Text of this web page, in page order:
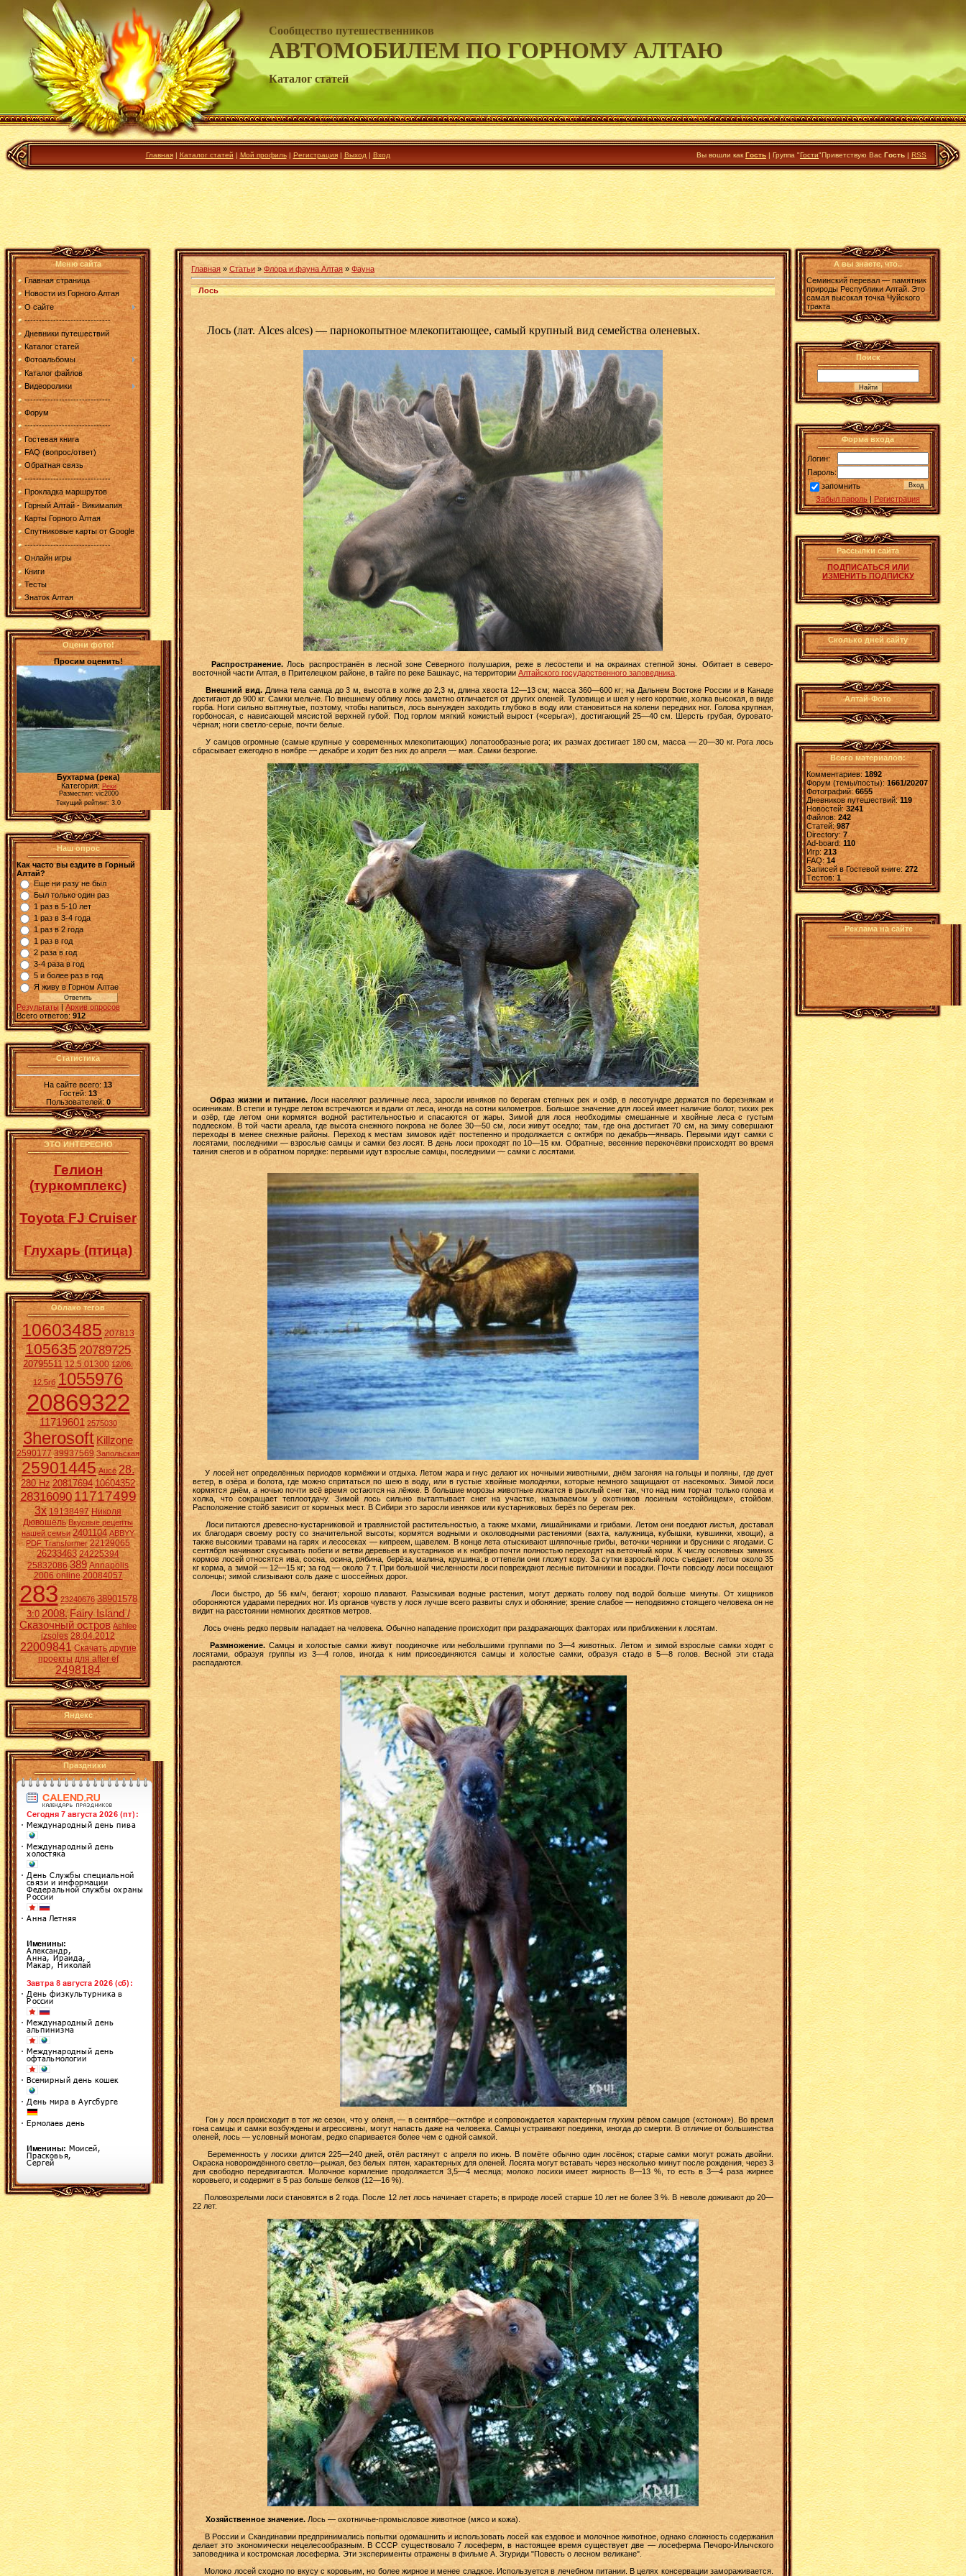
Сообщество путешественников
АВТОМОБИЛЕМ ПО ГОРНОМУ АЛТАЮ
Каталог статей
Главная| Каталог статей | Мой профиль| Регистрация| Выход | Вход Вы вошли как Гость | Группа "Гости"Приветствую Вас Гость | RSS
Меню сайта
Главная страница
Новости из Горного Алтая
О сайте
------------------------------
Дневники путешествий
Каталог статей
Фотоальбомы
Каталог файлов
Видеоролики
------------------------------
Форум
------------------------------
Гостевая книга
FAQ (вопрос/ответ)
Обратная связь
------------------------------
Прокладка маршрутов
Горный Алтай - Викимапия
Карты Горного Алтая
Спутниковые карты от Google
------------------------------
Онлайн игры
Книги
Тесты
Знаток Алтая
Оцени фото!
Просим оценить!
Бухтарма (река)
Категория: Реки
Разместил: vic2000
Текущий рейтинг: 3.0
Наш опрос
Как часто вы ездите в Горный
Алтай?
Еще ни разу не был
Был только один раз
1 раз в 5-10 лет
1 раз в 3-4 года
1 раз в 2 года
1 раз в год
2 раза в год
3-4 раза в год
5 и более раз в год
Я живу в Горном Алтае
Результаты |Архив опросов
Всего ответов: 912
Статистика
На сайте всего:13
Гостей: 13
Пользователей: 0
ЭТО ИНТЕРЕСНО
Гелион
(туркомплекс)
Toyota FJ Cruiser
Глухарь (птица)
Облако тегов
10603485 207813
10563520789725
20795511 12.5.01300 12/06.
12.5гб 1055976
20869322
11719601 2575030
3herosoft Killzone
2590177 39937569 Запольская
25901445 Aucē 28.
280 Hz 20817694 10604352
2831609011717499
3x 19138497 Николя
Дювошель Вкусные рецепты
нашей семьи 2401104 ABBYY
PDF Transformer 22129065
26233463 24225394
25832086 389 Annapolis
2006 online 20084057
283 23240676 38901578
3:0 2008. Fairy Island /
Сказочный остров Ashlee
izsoles 28.04.2012
22009841 Скачать другие
проекты для after ef
2498184
Яндекс
Праздники
Главная » Статьи » Флора и фауна Алтая » Фауна
Лось
Лось (лат. Alces alces) — парнокопытное млекопитающее, самый крупный вид семейства оленевых.
Распространение. Лось распространён в лесной зоне Северного полушария, реже в лесостепи и на окраинах степной зоны. Обитает в северо-
восточной части Алтая, в Прителецком районе, в тайге по реке Башкаус, на территории Алтайского государственного заповедника
Внешний вид.Длина тела самца до 3 м, высота в холке до 2,3 м, длина хвоста 12—13 см; масса 360—600 кг; на Дальнем Востоке России и в Канаде
достигают до 900 кг. Самки мельче. По внешнему облику лось заметно отличается от других оленей. Туловище и шея у него короткие, холка высокая, в виде
горба. Ноги сильно вытянутые, поэтому, чтобы напиться, лось вынужден заходить глубоко в воду или становиться на колени передних ног. Голова крупная,
горбоносая, с нависающей мясистой верхней губой. Под горлом мягкий кожистый вырост («серьга»), достигающий 25—40 см. Шерсть грубая, буровато-
чёрная; ноги светло-серые, почти белые.
У самцов огромные (самые крупные у современных млекопитающих) лопатообразные рога; их размах достигает 180 см, масса — 20—30 кг. Рога лось
сбрасывает ежегодно в ноябре — декабре и ходит без них до апреля — мая. Самки безрогие.
Образ жизни и питание.Лоси населяют различные леса, заросли ивняков по берегам степных рек и озёр, в лесотундре держатся по березнякам и
осинникам. В степи и тундре летом встречаются и вдали от леса, иногда на сотни километров. Большое значение для лосей имеет наличие болот, тихих рек
и озёр, где летом они кормятся водной растительностью и спасаются от жары. Зимой для лося необходимы смешанные и хвойные леса с густым
подлеском. В той части ареала, где высота снежного покрова не более 30—50 см, лоси живут оседло; там, где она достигает 70 см, на зиму совершают
переходы в менее снежные районы. Переход к местам зимовок идёт постепенно и продолжается с октября по декабрь—январь. Первыми идут самки с
лосятами, последними — взрослые самцы и самки без лосят. В день лоси проходят по 10—15 км. Обратные, весенние перекочёвки происходят во время
таяния снегов и в обратном порядке: первыми идут взрослые самцы, последними — самки с лосятами.
У лосей нет определённых периодов кормёжки и отдыха. Летом жара и гнус делают их ночными животными, днём загоняя на гольцы и поляны, где дует
ветер, в озёра и болота, где можно спрятаться по шею в воду, или в густые хвойные молодняки, которые немного защищают от насекомых. Зимой лоси
кормятся днём, а ночью почти всё время остаются на лёжке. В большие морозы животные ложатся в рыхлый снег так, что над ним торчат только голова и
холка, что сокращает теплоотдачу. Зимой лось сильно вытаптывает снег на участке, называемом у охотников лосиным «стойбищем», стойбом.
Расположение стойб зависит от кормных мест. В Сибири это заросли ивняков или кустарниковых берёз по берегам рек.
Лоси питаются древесно-кустарниковой и травянистой растительностью, а также мхами, лишайниками и грибами. Летом они поедают листья, доставая
их благодаря своему росту со значительной высоты; кормятся водными и околоводными растениями (вахта, калужница, кубышки, кувшинки, хвощи), а
также высокими травами на гарях и лесосеках — кипреем, щавелем. В конце лета отыскивают шляпочные грибы, веточки черники и брусники с ягодами. С
сентября начинают скусывать побеги и ветви деревьев и кустарников и к ноябрю почти полностью переходят на веточный корм. К числу основных зимних
кормов лосей относятся ива, сосна, осина, рябина, берёза, малина, крушина; в оттепели они гложут кору. За сутки взрослый лось съедает: летом около 35
кг корма, а зимой — 12—15 кг; за год — около 7 т. При большой численности лоси повреждают лесные питомники и посадки. Почти повсюду лоси посещают
солонцы; зимой слизывают соль даже с шоссейных дорог.
Лоси быстро, до 56 км/ч, бегают; хорошо плавают. Разыскивая водные растения, могут держать голову под водой больше минуты. От хищников
обороняются ударами передних ног. Из органов чувств у лося лучше всего развиты слух и обоняние; зрение слабое — неподвижно стоящего человека он не
видит на расстоянии немногих десятков метров.
Лось очень редко первым нападает на человека. Обычно нападение происходит при раздражающих факторах или приближении к лосятам.
Размножение. Самцы и холостые самки живут поодиночке или небольшими группами по 3—4 животных. Летом и зимой взрослые самки ходят с
лосятами, образуя группы из 3—4 голов, иногда к ним присоединяются самцы и холостые самки, образуя стадо в 5—8 голов. Весной эти стада
распадаются.
Гон у лося происходит в тот же сезон, что у оленя, — в сентябре—октябре и сопровождается характерным глухим рёвом самцов («стоном»). Во время
гона самцы и самки возбуждены и агрессивны, могут напасть даже на человека. Самцы устраивают поединки, иногда до смерти. В отличие от большинства
оленей, лось — условный моногам, редко спаривается более чем с одной самкой.
Беременность у лосихи длится 225—240 дней, отёл растянут с апреля по июнь. В помёте обычно один лосёнок; старые самки могут рожать двойни.
Окраска новорождённого светло—рыжая, без белых пятен, характерных для оленей. Лосята могут вставать через несколько минут после рождения, через 3
дня свободно передвигаются. Молочное кормление продолжается 3,5—4 месяца; молоко лосихи имеет жирность 8—13 %, то есть в 3—4 раза жирнее
коровьего, и содержит в 5 раз больше белков (12—16 %).
Половозрелыми лоси становятся в 2 года. После 12 лет лось начинает стареть; в природе лосей старше 10 лет не более 3 %. В неволе доживают до 20—
22 лет.
Хозяйственное значение. Лось — охотничье-промысловое животное (мясо и кожа).
В России и Скандинавии предпринимались попытки одомашнить и использовать лосей как ездовое и молочное животное, однако сложность содержания
делает это экономически нецелесообразным. В СССР существовало 7 лосеферм, в настоящее время существует две — лосеферма Печоро-Илычского
заповедника и костромская лосеферма. Эти эксперименты отражены в фильме А. Згуриди "Повесть о лесном великане".
Молоко лосей сходно по вкусу с коровьим, но более жирное и менее сладкое. Используется в лечебном питании. В целях консервации замораживается.
А вы знаете, что..
Семинский перевал — памятник
природы Республики Алтай. Это
самая высокая точка Чуйского
тракта
Поиск
Форма входа
Логин:
Пароль:
запомнить
Забыл пароль | Регистрация
Рассылки сайта
ПОДПИСАТЬСЯ ИЛИ
ИЗМЕНИТЬ ПОДПИСКУ
Сколько дней сайту
Алтай-Фото
Всего материалов:
Комментариев: 1892
Форум (темы/посты):1661/20207
Фотографий:6655
Дневников путешествий:119
Новостей:3241
Файлов: 242
Статей:987
Directory: 7
Ad-board:110
Игр: 213
FAQ:14
Записей в Гостевой книге:272
Tестов: 1
Реклама на сайте